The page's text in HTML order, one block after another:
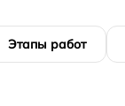
Этапы работ